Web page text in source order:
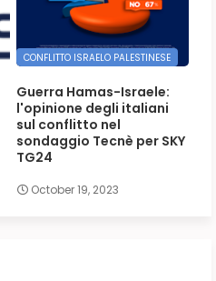
CONFLITTO ISRAELO PALESTINESE
Guerra Hamas-Israele:
l'opinione degli italiani
sul conflitto nel
sondaggio Tecnè per SKY
TG24
October 19, 2023